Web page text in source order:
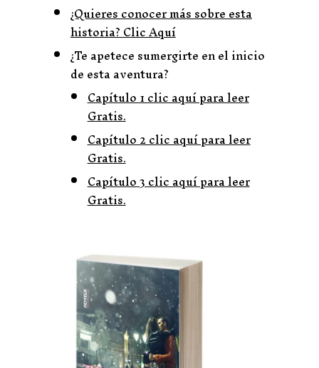
¿Quieres conocer más sobre esta
historia? Clic Aquí
¿Te apetece sumergirte en el inicio
de esta aventura?
Capítulo 1 clic aquí para leer
Gratis.
Capítulo 2 clic aquí para leer
Gratis.
Capítulo 3 clic aquí para leer
Gratis.